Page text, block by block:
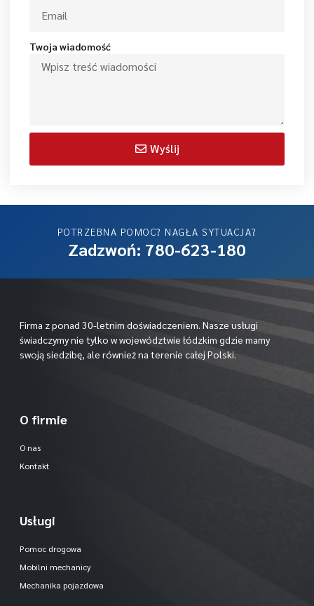
Twoja wiadomość
Wyślij
POTRZEBNA POMOC? NAGŁA SYTUACJA?
Zadzwoń: 780-623-180
Firma z ponad 30-letnim doświadczeniem. Nasze usługi
świadczymy nie tylko w województwie łódzkim gdzie mamy
swoją siedzibę, ale również na terenie całej Polski.
O firmie
O nas
Kontakt
Usługi
Pomoc drogowa
Mobilni mechanicy
Mechanika pojazdowa